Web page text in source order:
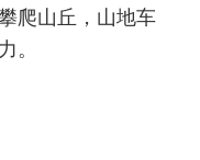
爬山丘，山地车
。